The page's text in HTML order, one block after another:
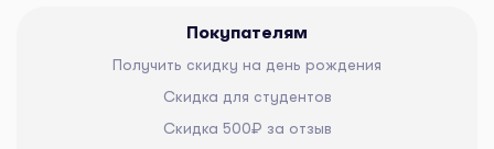
Покупателям
Получить скидку на день рождения
Скидка для студентов
Скидка 500₽ за отзыв